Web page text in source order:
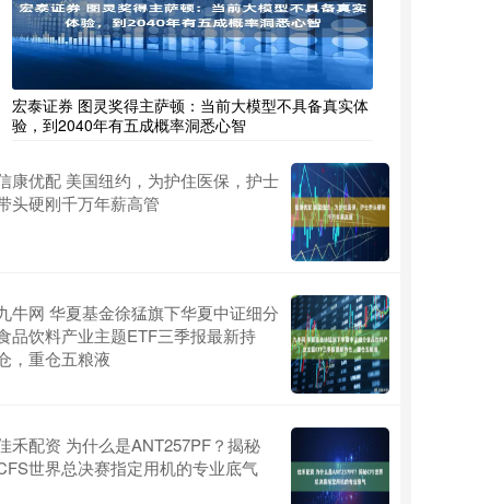
宏泰证券 图灵奖得主萨顿：当前大模型不具备真实体
验，到2040年有五成概率洞悉心智
康优配 美国纽约，为护住医保，护士
头硬刚千万年薪高管
牛网 华夏基金徐猛旗下华夏中证细分
品饮料产业主题ETF三季报最新持
，重仓五粮液
禾配资 为什么是ANT257PF？揭秘
世界总决赛指定用机的专业底气